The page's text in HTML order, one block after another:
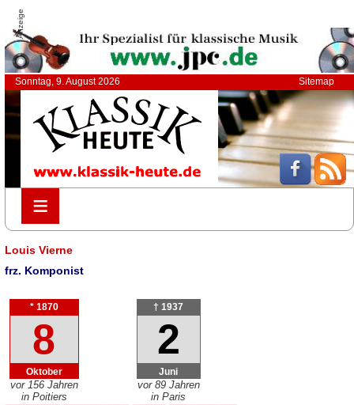
Anzeige
Sonntag, 9. August 2026 Sitemap
≡
≡
Louis Vierne
frz. Komponist
* 1870
8
Oktober
vor 156 Jahren
in Poitiers
† 1937
2
Juni
vor 89 Jahren
in Paris